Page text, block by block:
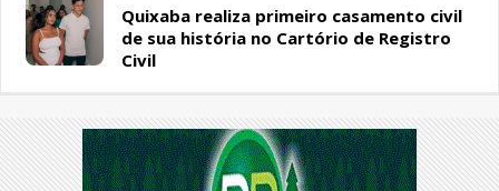
Quixaba realiza primeiro casamento civil
de sua história no Cartório de Registro
Civil